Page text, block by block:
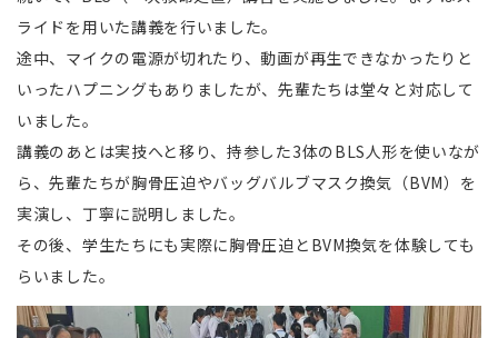
ライドを用いた講義を行いました。
途中、マイクの電源が切れたり、動画が再生できなかったりと
いったハプニングもありましたが、先輩たちは堂々と対応して
いました。
講義のあとは実技へと移り、持参した3体のBLS人形を使いなが
ら、先輩たちが胸骨圧迫やバッグバルブマスク換気（BVM）を
実演し、丁寧に説明しました。
その後、学生たちにも実際に胸骨圧迫とBVM換気を体験しても
らいました。